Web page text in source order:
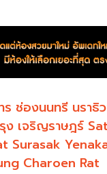
ร ช่องนนทรี นราธิ
ง เจริญราษฎร์
Surasak
Charoen Rat